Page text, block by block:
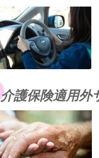
介護保険適用外